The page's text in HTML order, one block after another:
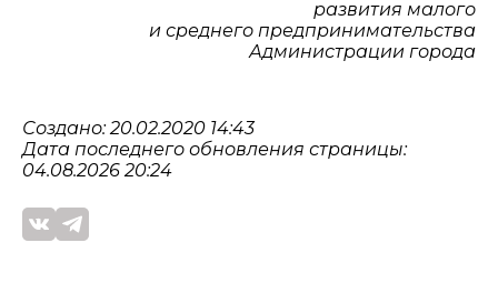
развития малого
и среднего предпринимательства
Администрации города
Создано: 20.02.2020 14:43
Дата последнего обновления страницы:
04.08.2026 20:24